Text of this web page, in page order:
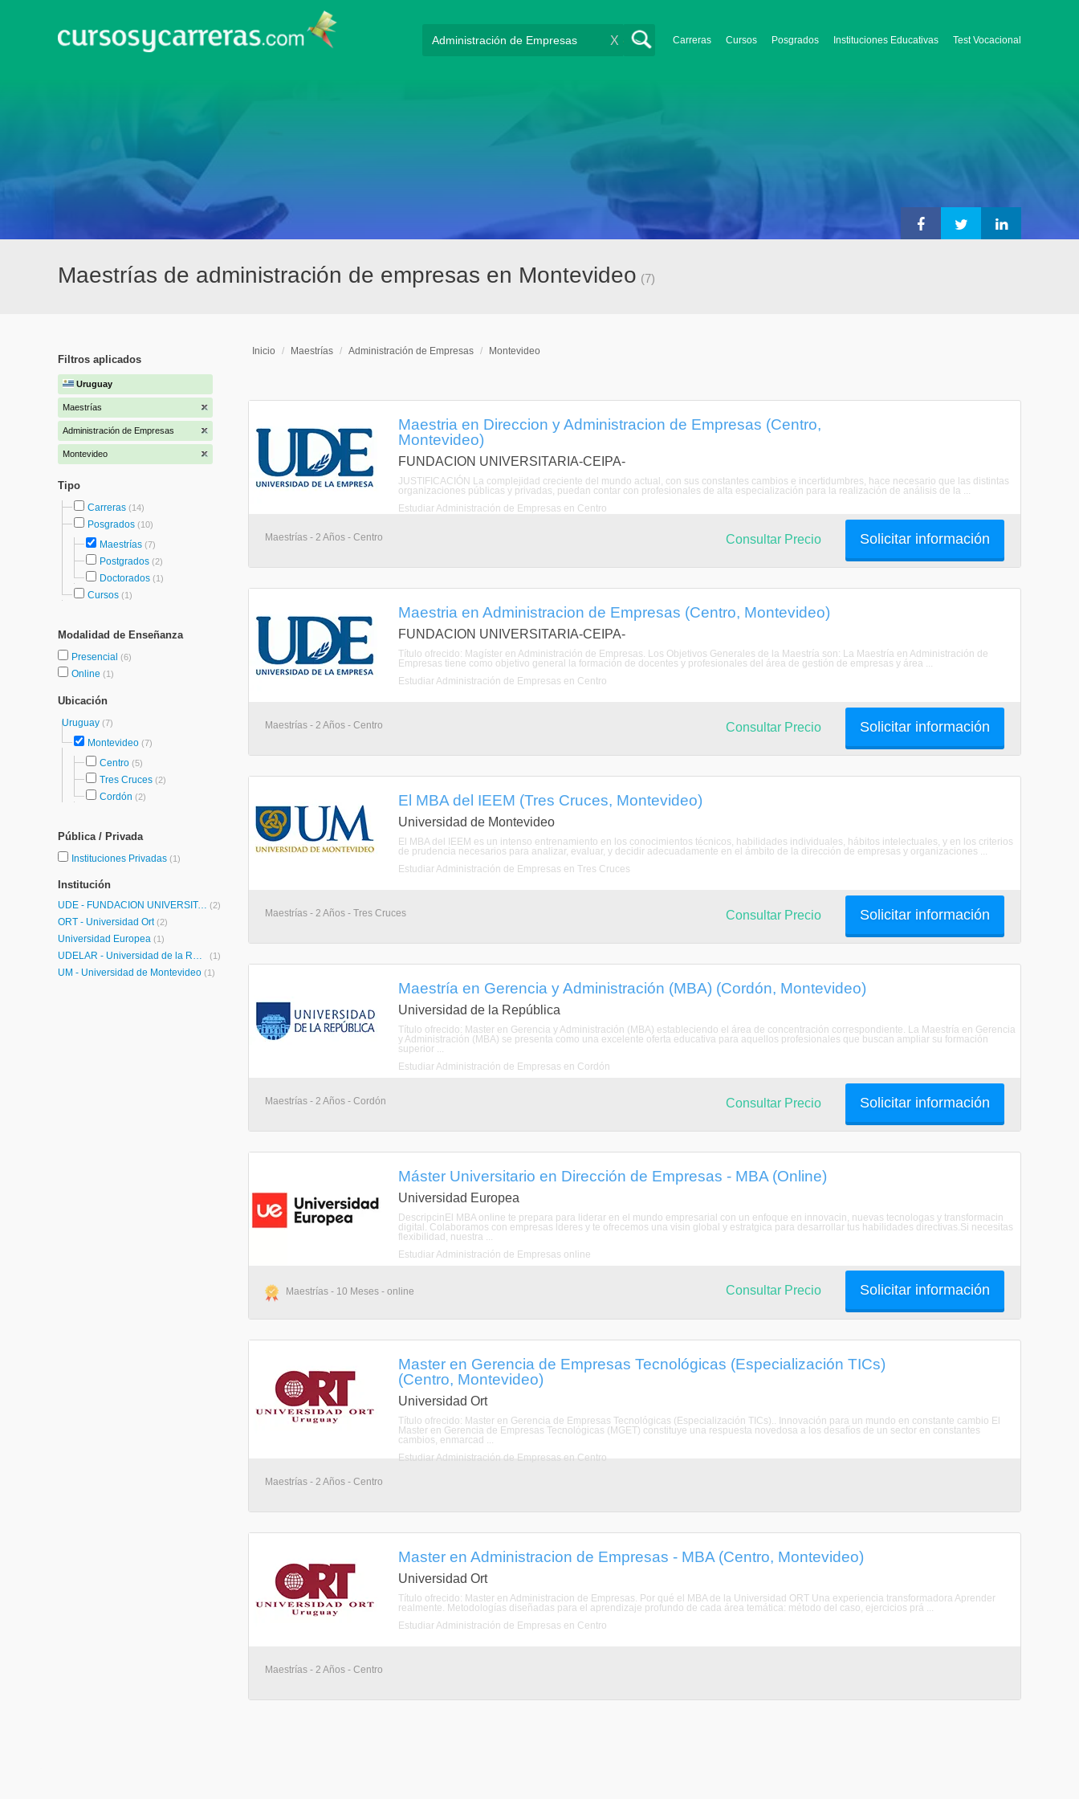
Carreras Cursos Posgrados Instituciones Educativas Test Vocacional
X
Maestrías de administración de empresas en Montevideo (7)
Filtros aplicados
Uruguay
Maestrías
Administración de Empresas
Montevideo
Tipo
Carreras (14)
Posgrados (10)
Maestrías (7)
Postgrados (2)
Doctorados (1)
Cursos (1)
Modalidad de Enseñanza
Presencial (6)
Online (1)
Ubicación
Uruguay (7)
Montevideo (7)
Centro (5)
Tres Cruces (2)
Cordón (2)
Pública / Privada
Instituciones Privadas (1)
Institución
UDE - FUNDACION UNIVERSITARIA-CEIPA- (2)
ORT - Universidad Ort (2)
Universidad Europea (1)
UDELAR - Universidad de la República (1)
UM - Universidad de Montevideo (1)
Inicio / Maestrías / Administración de Empresas / Montevideo
Maestria en Direccion y Administracion de Empresas (Centro,
Montevideo)
FUNDACION UNIVERSITARIA-CEIPA-
JUSTIFICACIÓN La complejidad creciente del mundo actual, con sus constantes cambios e incertidumbres, hace necesario que las distintas
organizaciones públicas y privadas, puedan contar con profesionales de alta especialización para la realización de análisis de la ...
Estudiar Administración de Empresas en Centro
Maestrías - 2 Años - Centro Solicitar información
Consultar Precio
Maestria en Administracion de Empresas (Centro, Montevideo)
FUNDACION UNIVERSITARIA-CEIPA-
Título ofrecido: Magíster en Administración de Empresas. Los Objetivos Generales de la Maestría son: La Maestría en Administración de
Empresas tiene como objetivo general la formación de docentes y profesionales del área de gestión de empresas y área ...
Estudiar Administración de Empresas en Centro
Maestrías - 2 Años - Centro Solicitar información
Consultar Precio
El MBA del IEEM (Tres Cruces, Montevideo)
Universidad de Montevideo
El MBA del IEEM es un intenso entrenamiento en los conocimientos técnicos, habilidades individuales, hábitos intelectuales, y en los criterios
de prudencia necesarios para analizar, evaluar, y decidir adecuadamente en el ámbito de la dirección de empresas y organizaciones ...
Estudiar Administración de Empresas en Tres Cruces
Maestrías - 2 Años - Tres Cruces Solicitar información
Consultar Precio
Maestría en Gerencia y Administración (MBA) (Cordón, Montevideo)
Universidad de la República
Título ofrecido: Master en Gerencia y Administración (MBA) estableciendo el área de concentración correspondiente. La Maestría en Gerencia
y Administración (MBA) se presenta como una excelente oferta educativa para aquellos profesionales que buscan ampliar su formación
superior ...
Estudiar Administración de Empresas en Cordón
Maestrías - 2 Años - Cordón Solicitar información
Consultar Precio
Máster Universitario en Dirección de Empresas - MBA (Online)
Universidad Europea
DescripcinEl MBA online te prepara para liderar en el mundo empresarial con un enfoque en innovacin, nuevas tecnologas y transformacin
digital. Colaboramos con empresas lderes y te ofrecemos una visin global y estratgica para desarrollar tus habilidades directivas.Si necesitas
flexibilidad, nuestra ...
Estudiar Administración de Empresas online
Maestrías - 10 Meses - online Solicitar información
Consultar Precio
Master en Gerencia de Empresas Tecnológicas (Especialización TICs)
(Centro, Montevideo)
Universidad Ort
Título ofrecido: Master en Gerencia de Empresas Tecnológicas (Especialización TICs).. Innovación para un mundo en constante cambio El
Master en Gerencia de Empresas Tecnológicas (MGET) constituye una respuesta novedosa a los desafíos de un sector en constantes
cambios, enmarcad ...
Estudiar Administración de Empresas en Centro
Maestrías - 2 Años - Centro
Master en Administracion de Empresas - MBA (Centro, Montevideo)
Universidad Ort
Título ofrecido: Master en Administracion de Empresas. Por qué el MBA de la Universidad ORT Una experiencia transformadora Aprender
realmente. Metodologías diseñadas para el aprendizaje profundo de cada área temática: método del caso, ejercicios prá ...
Estudiar Administración de Empresas en Centro
Maestrías - 2 Años - Centro